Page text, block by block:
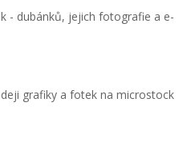
- dubánků, jejich fotografie a e-
grafiky a fotek na microstock